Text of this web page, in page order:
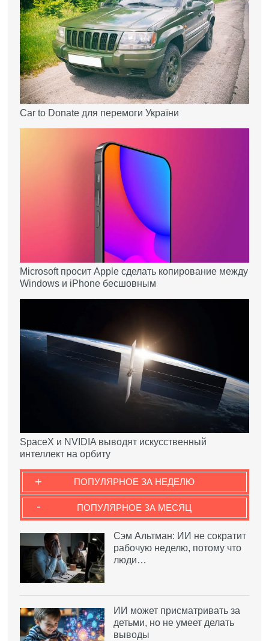
Car to Donate для перемоги України
Microsoft просит Apple сделать копирование между
Windows и iPhone бесшовным
SpaceX и NVIDIA выводят искусственный
интеллект на орбиту
ПОПУЛЯРНОЕ ЗА НЕДЕЛЮ
+
ПОПУЛЯРНОЕ ЗА МЕСЯЦ
-
Сэм Альтман: ИИ не сократит
рабочую неделю, потому что
люди…
ИИ может присматривать за
детьми, но не умеет делать
выводы